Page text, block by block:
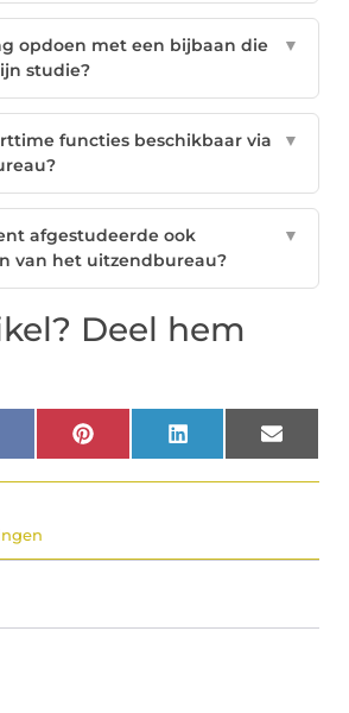
opdoen met een bijbaan die
studie?
▼
functies beschikbaar via
▼
afgestudeerde ook
van het uitzendbureau?
▼
Deel hem
Pinterest LinkedIn Email